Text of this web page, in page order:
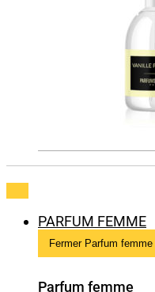
PARFUM FEMME
Fermer Parfum femme
Parfum femme